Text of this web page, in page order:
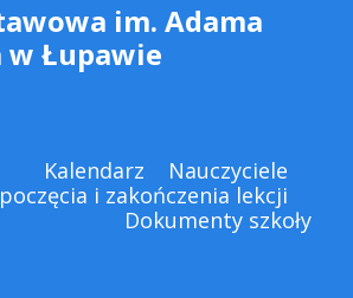
im. Adama
Łupawie
Kalendarz
Nauczyciele
i zakończenia lekcji
Dokumenty szkoły